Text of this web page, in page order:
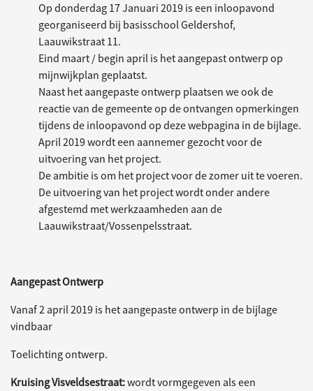
Op donderdag 17 Januari 2019 is een inloopavond
georganiseerd bij basisschool Geldershof,
Laauwikstraat 11.
Eind maart / begin april is het aangepast ontwerp op
mijnwijkplan geplaatst.
Naast het aangepaste ontwerp plaatsen we ook de
reactie van de gemeente op de ontvangen opmerkingen
tijdens de inloopavond op deze webpagina in de bijlage.
April 2019 wordt een aannemer gezocht voor de
uitvoering van het project.
De ambitie is om het project voor de zomer uit te voeren.
De uitvoering van het project wordt onder andere
afgestemd met werkzaamheden aan de
Laauwikstraat/Vossenpelsstraat.
Aangepast Ontwerp
Vanaf 2 april 2019 is het aangepaste ontwerp in de bijlage
vindbaar
Toelichting ontwerp.
Kruising Visveldsestraat:wordt vormgegeven als een